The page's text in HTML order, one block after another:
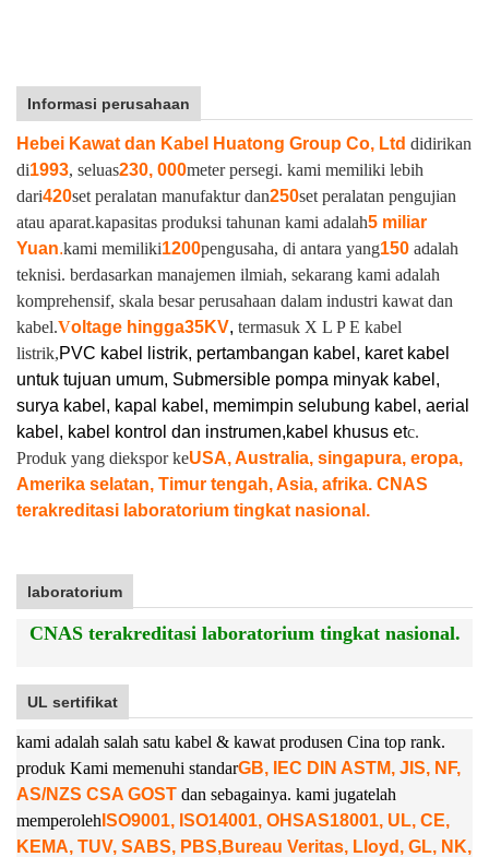
Informasi perusahaan
Hebei Kawat dan Kabel Huatong Group Co, Ltd didirikan
di1993, seluas230, 000meter persegi. kami memiliki lebih
dari420set peralatan manufaktur dan250set peralatan pengujian
atau aparat.kapasitas produksi tahunan kami adalah5 miliar
Yuan.kami memiliki1200pengusaha, di antara yang150 adalah
teknisi. berdasarkan manajemen ilmiah, sekarang kami adalah
komprehensif, skala besar perusahaan dalam industri kawat dan
kabel.Voltage hingga35KV, termasuk X L P E kabel
listrik,PVC kabel listrik, pertambangan kabel, karet kabel
untuk tujuan umum, Submersible pompa minyak kabel,
surya kabel, kapal kabel, memimpin selubung kabel, aerial
kabel, kabel kontrol dan instrumen,kabel khusus etc.
Produk yang diekspor keUSA, Australia, singapura, eropa,
Amerika selatan, Timur tengah, Asia, afrika. CNAS
terakreditasi laboratorium tingkat nasional.
laboratorium
CNAS terakreditasi laboratorium tingkat nasional.
UL sertifikat
kami adalah salah satu kabel & kawat produsen Cina top rank.
produk Kami memenuhi standarGB, IEC DIN ASTM, JIS, NF,
AS/NZS CSA GOST dan sebagainya. kami jugatelah
memperoleh ISO9001, ISO14001, OHSAS18001, UL, CE,
KEMA, TUV, SABS, PBS,Bureau Veritas, Lloyd, GL, NK,